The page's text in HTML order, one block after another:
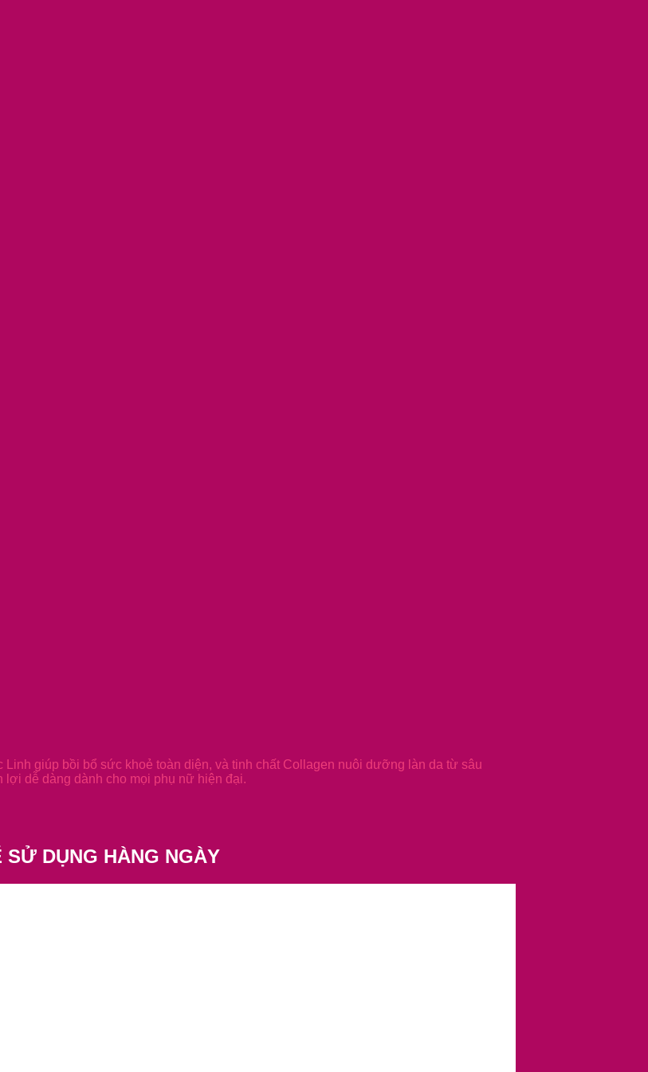
giúp bồi bổ sức khoẻ toàn diện, và tinh chất Collagen nuôi dưỡng làn da từ sâu
lợi dễ dàng dành cho mọi phụ nữ hiện đại.
DỤNG HÀNG NGÀY